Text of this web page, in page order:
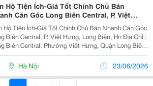
Hộ Tiện Ích-Giá Tốt Chính Chủ Bán
Căn Góc Long Biên Central, P. Việt
Long Biên, Hn
Hộ Tiện Ích-Giá Tốt Chính Chủ Bán Nhanh Căn Góc
Biên Central, P. Việt Hưng, Long Biên, Hn Địa Chỉ :
Biên Central, Phường Việt Hưng, Quận Long Biên,
(Phường Phúc Lợi, Hà Nội Mới) Diện Tích:
103M2 Giá Bán: Thỏa Thuận - Kết Cấu...
Hà Nội 23/06/2026